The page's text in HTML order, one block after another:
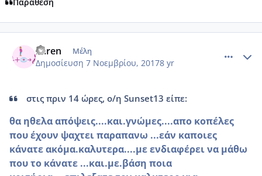
Παράθεση
karen Μέλη
Δημοσίευση 7 Νοεμβρίου, 20178 yr
στις πριν 14 ώρες, ο/η Sunset13 είπε:
θα ηθελα απόψεις....και.γνώμες....απο κοπέλες
που έχουν ψαχτει παραπανω ...εάν καποιες
κάνατε ακόμα.καλυτερα....με ενδιαφέρει να μάθω
που το κάνατε ...και.με.βάση ποια